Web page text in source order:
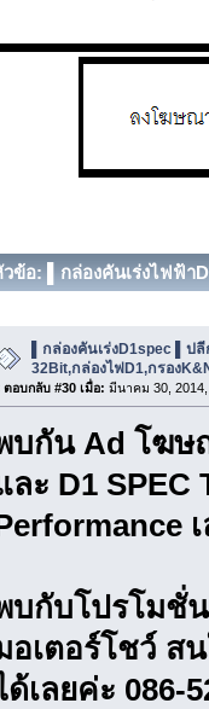
ข้อ: ▌กล่องคันเร่งไฟฟ้า
▌กล่องคันเร่งD1spec ▌ปลี
32Bit,กล่องไฟD1,กรอง
ตอบกลับ #30 เมื่อ: มีนาคม 30,
บกัน Ad โฆษ
ละ D1
บกับโปรโมชั่
อเตอร์โชว์ ส
ด้เลยค่ะ 086-